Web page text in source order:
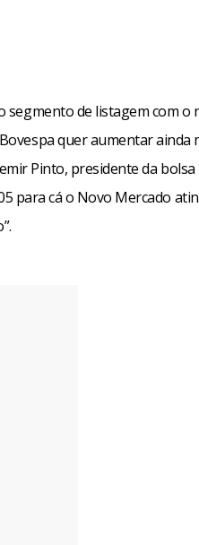
segmento de listagem com o
quer aumentar ainda
Pinto, presidente da bolsa
para cá o Novo Mercado